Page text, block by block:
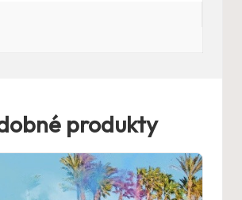
produkty